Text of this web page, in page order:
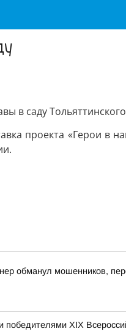
в саду
проекта «Герои в
обманул мошенников,
XIX